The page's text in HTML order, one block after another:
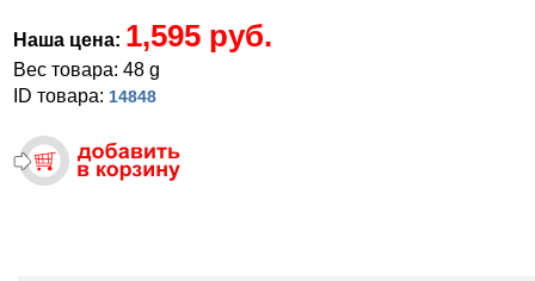
Наша цена: 1,595 руб.
Вес товара: 48 g
ID товара: 14848